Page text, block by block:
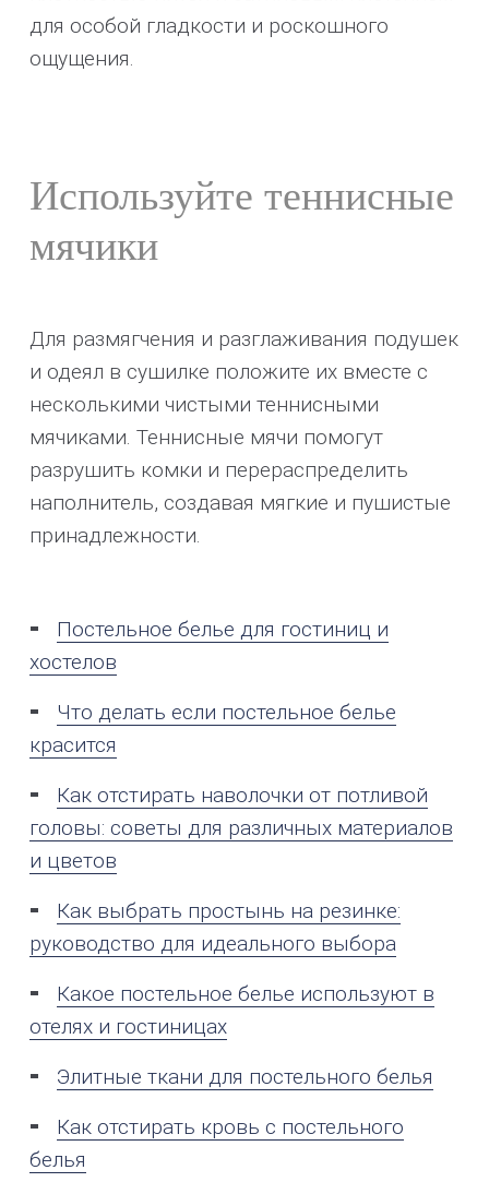
для особой гладкости и роскошного
ощущения.
Используйте теннисные
мячики
Для размягчения и разглаживания подушек
и одеял в сушилке положите их вместе с
несколькими чистыми теннисными
мячиками. Теннисные мячи помогут
разрушить комки и перераспределить
наполнитель, создавая мягкие и пушистые
принадлежности.
Постельное белье для гостиниц и
хостелов
Что делать если постельное белье
красится
Как отстирать наволочки от потливой
головы: советы для различных материалов
и цветов
Как выбрать простынь на резинке:
руководство для идеального выбора
Какое постельное белье используют в
отелях и гостиницах
Элитные ткани для постельного белья
Как отстирать кровь с постельного
белья